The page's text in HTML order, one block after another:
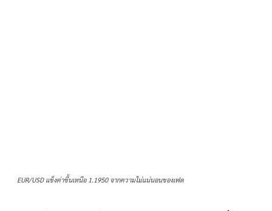
EUR/USD แข็งค่าขึ้นเหนือ 1.1950 จากความไม่แน่นอนของเฟด